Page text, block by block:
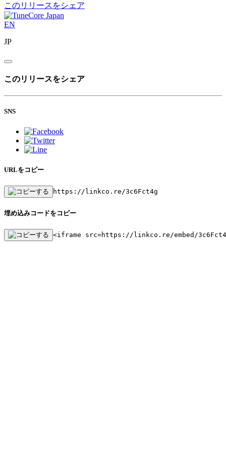
このリリースをシェア
EN
JP
このリリースをシェア
SNS
URLをコピー
https://linkco.re/3c6Fct4g
埋め込みコードをコピー
<iframe src=https://linkco.re/embed/